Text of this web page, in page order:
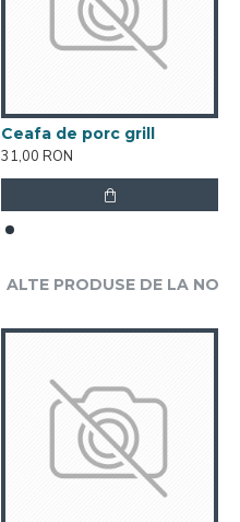
Ceafa de porc grill
31,00 RON
ALTE PRODUSE DE LA NOI